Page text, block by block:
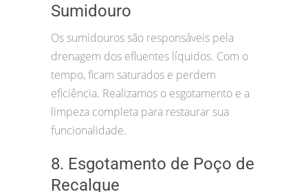
Sumidouro
Os sumidouros são responsáveis pela
drenagem dos efluentes líquidos. Com o
tempo, ficam saturados e perdem
eficiência. Realizamos o esgotamento e a
limpeza completa para restaurar sua
funcionalidade.
8. Esgotamento de Poço de
Recalque